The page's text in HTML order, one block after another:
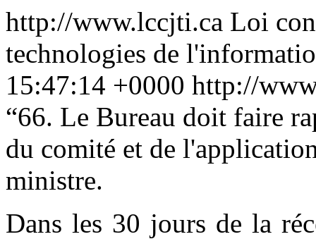
http://www.lccjti.ca Loi
technologies de
15:47:14 +0000 http://
“66. Le Bureau doit faire
du comité et de
ministre.
Dans les 30 jours de la